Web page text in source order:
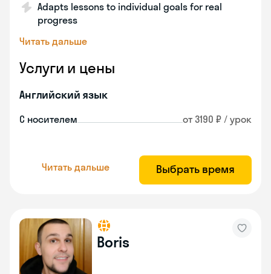
Adapts lessons to individual goals for real
progress
Читать дальше
Услуги и цены
Английский язык
С носителем от 3190 ₽ / урок
Читать дальше Выбрать время
Boris